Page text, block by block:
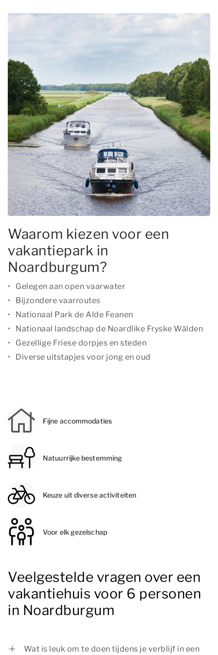
Waarom kiezen voor een
vakantiepark in
Noardburgum?
Gelegen aan open vaarwater
Bijzondere vaarroutes
Nationaal Park de Alde Feanen
Nationaal landschap de Noardlike Fryske Wâlden
Gezellige Friese dorpjes en steden
Diverse uitstapjes voor jong en oud
Fijne accommodaties
Natuurrijke bestemming
Keuze uit diverse activiteiten
Voor elk gezelschap
Veelgestelde vragen over een
vakantiehuis voor 6 personen
in Noardburgum
Wat is leuk om te doen tijdens je verblijf in een